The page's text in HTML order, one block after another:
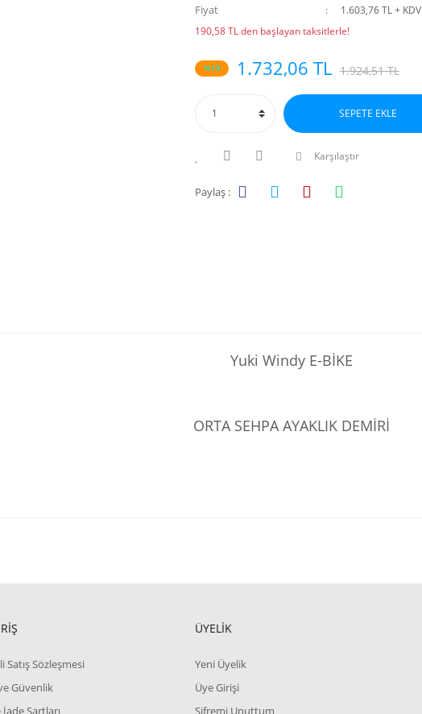
Fiyat
1.603,76 TL + KDV
190,58 TL den başlayan taksitlerle!
%10 1.732,06 TL 1.924,51 TL
SEPETE EKLE
Karşılaştır
Paylaş :
Yuki Windy E-BİKE
ORTA SEHPA AYAKLIK DEMİRİ
Satış Sözleşmesi
Güvenlik
Şartları
ÜYELİK
Yeni Üyelik
Üye Girişi
Şifremi Unuttum